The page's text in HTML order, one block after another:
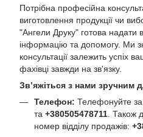
Потрібна професійна
виготовлення продукції чи
"Ангели Друку" готова надати
інформацію та допомогу. Ми
консультації залежить успіх
фахівці завжди на зв'язку.
Зв’яжіться з нами зручним
Телефон: Телефонуйте
та +380505478711 . Також
номер відділу продажів: